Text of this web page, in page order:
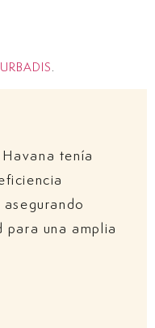
URBADIS .
tenía
una amplia